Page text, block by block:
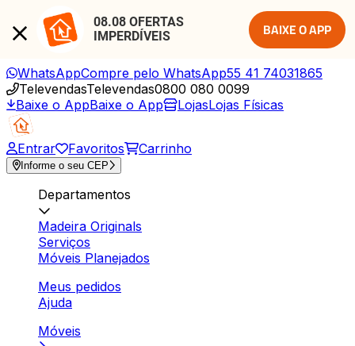
08.08 OFERTAS
IMPERDÍVEIS
BAIXE O APP
WhatsAppCompre pelo WhatsApp55 41 74031865
TelevendasTelevendas0800 080 0099
Baixe o AppBaixe o App LojasLojas Físicas
Entrar Favoritos Carrinho
Informe o seu CEP
Departamentos
Madeira Originals
Serviços
Móveis Planejados
Meus pedidos
Ajuda
Móveis